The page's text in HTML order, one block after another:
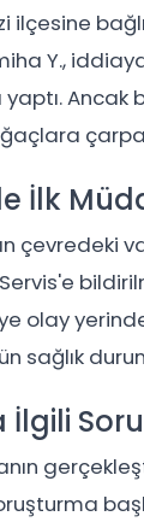
ilçesine
Y.,
İlk
çevredeki
Servis'e
olay
sağlık
İlgili